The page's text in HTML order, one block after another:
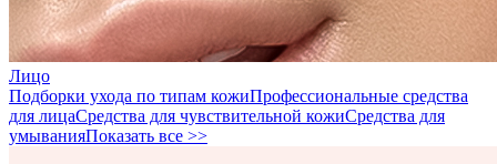
Лицо
Подборки ухода по типам кожиПрофессиональные средства
для лицаСредства для чувствительной кожиСредства для
умыванияПоказать все >>